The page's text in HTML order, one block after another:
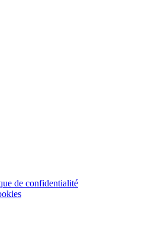
de confidentialité